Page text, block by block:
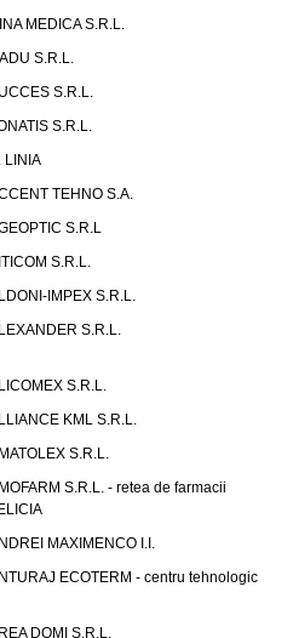
MEDICA S.R.L.
S.R.L.
S.R.L.
S.R.L.
LINIA
TEHNO S.A.
S.R.L
S.R.L.
IMPEX S.R.L.
S.R.L.
S.R.L.
KML S.R.L.
S.R.L.
S.R.L. - retea de farmacii
MAXIMENCO I.I.
ECOTERM - centru tehnologic
DOMI S.R.L.